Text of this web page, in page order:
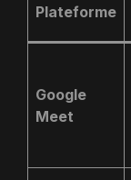
Plateforme
Google
Meet